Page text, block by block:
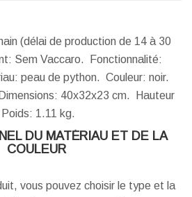
(délai de production de 14 à 30
Sem Vaccaro. Fonctionnalité:
peau de python. Couleur: noir.
Dimensions: 40x32x23 cm.
Hauteur
Poids: 1.11 kg.
DU MATÉRIAU ET DE LA
COULEUR
vous pouvez choisir le type et la